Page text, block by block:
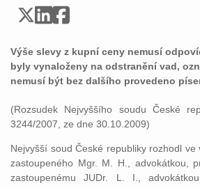
Výše slevy z kupní ceny nemusí
byly vynaloženy na odstranění vad,
nemusí být bez dalšího provedeno
(Rozsudek Nejvyššího soudu České
3244/2007, ze dne 30.10.2009)
Nejvyšší soud České republiky rozhodl ve
zastoupeného Mgr. M. H., advokátkou,
zastoupenému JUDr. L. I.,